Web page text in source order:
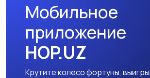
Мобильное
приложение
HOP.UZ
Крутите колесо фортуны,